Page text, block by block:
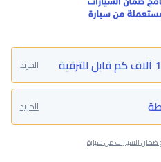
المزيد
المزيد
ضمان السيارات من سيارة